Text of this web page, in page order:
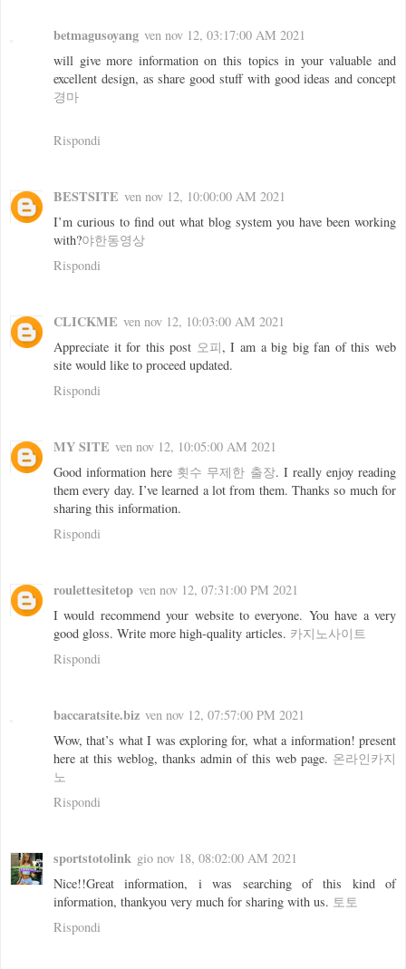
betmagusoyang ven nov 12, 03:17:00 AM 2021
will give more information on this topics in your valuable and
excellent design, as share good stuff with good ideas and concept
경마
Rispondi
BESTSITE ven nov 12, 10:00:00 AM 2021
I’m curious to find out what blog system you have been working
with?야한동영상
Rispondi
CLICKME ven nov 12, 10:03:00 AM 2021
Appreciate it for this post 오피, I am a big big fan of this web
site would like to proceed updated.
Rispondi
MY SITE ven nov 12, 10:05:00 AM 2021
Good information here 횟수 무제한 출장. I really enjoy reading
them every day. I’ve learned a lot from them. Thanks so much for
sharing this information.
Rispondi
roulettesitetop ven nov 12, 07:31:00 PM 2021
I would recommend your website to everyone. You have a very
good gloss. Write more high-quality articles. 카지노사이트
Rispondi
baccaratsite.biz ven nov 12, 07:57:00 PM 2021
Wow, that’s what I was exploring for, what a information! present
here at this weblog, thanks admin of this web page. 온라인카지
노
Rispondi
sportstotolink gio nov 18, 08:02:00 AM 2021
Nice!!Great information, i was searching of this kind of
information, thankyou very much for sharing with us. 토토
Rispondi